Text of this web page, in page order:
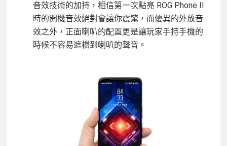
音效技術的加持，相信第一次點亮 ROG Phone II
時的開機音效絕對會讓你震驚，而優異的外放音
效之外，正面喇叭的配置更是讓玩家手持手機的
時候不容易遮檔到喇叭的聲音。